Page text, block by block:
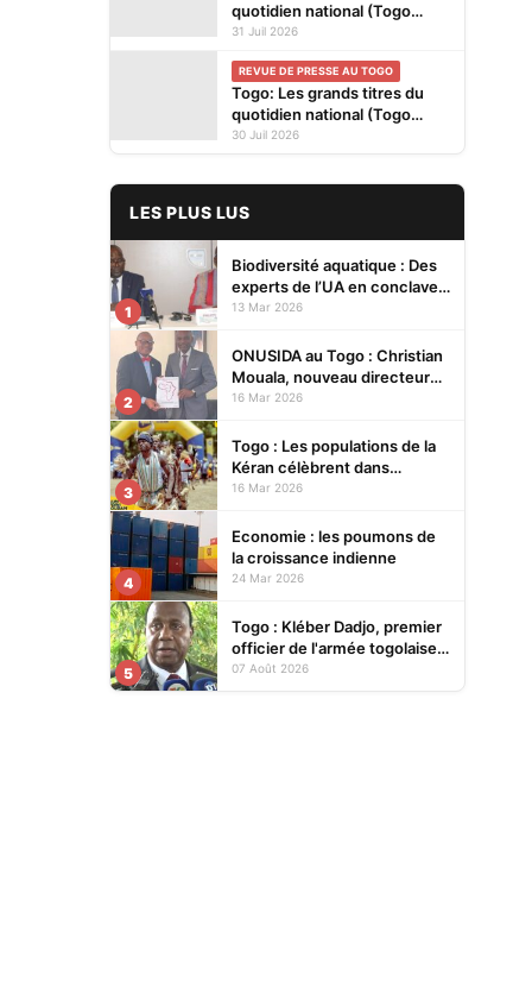
quotidien national (Togo
Presse) et des journaux
vendredi 31 Juillet 2026
31 Juil 2026
REVUE DE PRESSE AU TOGO
Togo: Les grands titres du
quotidien national (Togo
Presse) et des journaux
30 Juil 2026
LES PLUS LUS
1
Biodiversité aquatique : Des
experts de l’UA en conclave à
Lomé pour renforcer la
13 Mar 2026
2
ONUSIDA au Togo : Christian
Mouala, nouveau directeur
pays
16 Mar 2026
3
Togo : Les populations de la
Kéran célèbrent dans
l’allégresse Tislim-Difoini,
16 Mar 2026
4
Economie : les poumons de
la croissance indienne
24 Mar 2026
5
Togo : Kléber Dadjo, premier
officier de l'armée togolaise
devenu chef de l'État, au
07 Août 2026